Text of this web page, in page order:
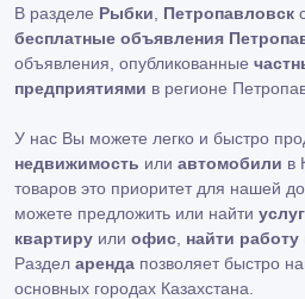
В разделе Рыбки Петропавловск
бесплатные объявления
объявления, опубликованные
предприятиями в регионе
У нас Вы можете легко и быстро
недвижимость или автомобили в
товаров это приоритет для нашей
можете предложить или найти
квартиру или офис найти работу
Раздел аренда позволяет быстро
основных городах Казахстана.